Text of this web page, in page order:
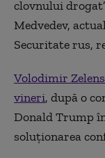
clovnului
Medvedev,
Securitate rus,
Volodimir
vineri, după o
Donald Trump
soluţionarea